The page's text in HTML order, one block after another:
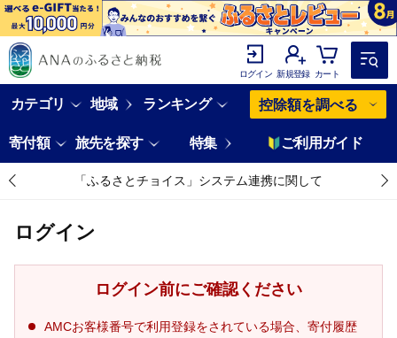
ログイン 新規登録 カート
カテゴリ 地域 ランキング 控除額を調べる
寄付額 旅先を探す 特集 ご利用ガイド
「ふるさとチョイス」システム連携に関して
ログイン
ログイン前にご確認ください
AMCお客様番号で利用登録をされている場合、寄付履歴